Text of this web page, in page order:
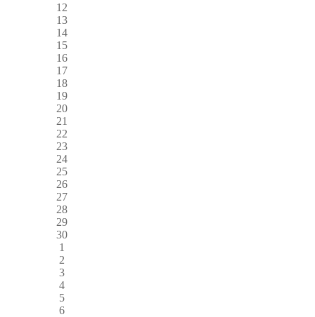
12
13
14
15
16
17
18
19
20
21
22
23
24
25
26
27
28
29
30
1
2
3
4
5
6